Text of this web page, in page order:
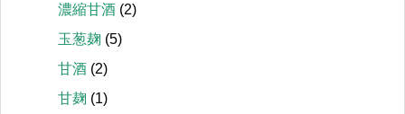
濃縮甘酒 (2)
玉葱麹 (5)
甘酒 (2)
甘麹 (1)